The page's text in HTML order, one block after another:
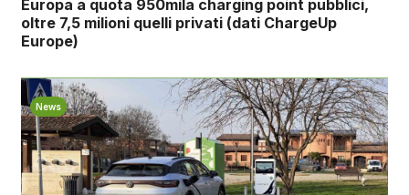
Europa a quota 950mila charging point pubblici,
oltre 7,5 milioni quelli privati (dati ChargeUp
Europe)
News